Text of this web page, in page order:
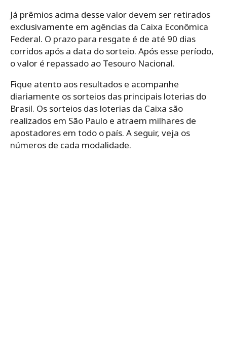
Já prêmios acima desse valor devem ser retirados
exclusivamente em agências da Caixa Econômica
Federal. O prazo para resgate é de até 90 dias
corridos após a data do sorteio. Após esse período,
o valor é repassado ao Tesouro Nacional.
Fique atento aos resultados e acompanhe
diariamente os sorteios das principais loterias do
Brasil. Os sorteios das loterias da Caixa são
realizados em São Paulo e atraem milhares de
apostadores em todo o país. A seguir, veja os
números de cada modalidade.